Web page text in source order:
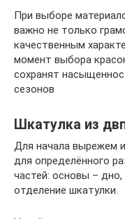
При выборе
важно не только
качественным
момент выбора
сохранят
сезонов
Шкатулка из
Для начала вырежем
для определённого
частей: основы –
отделение шкатулки.